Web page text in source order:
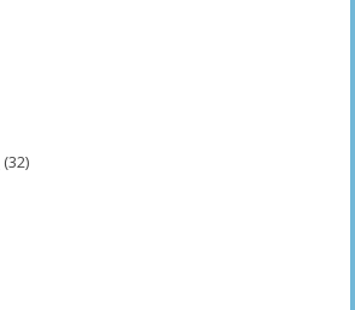
(32)